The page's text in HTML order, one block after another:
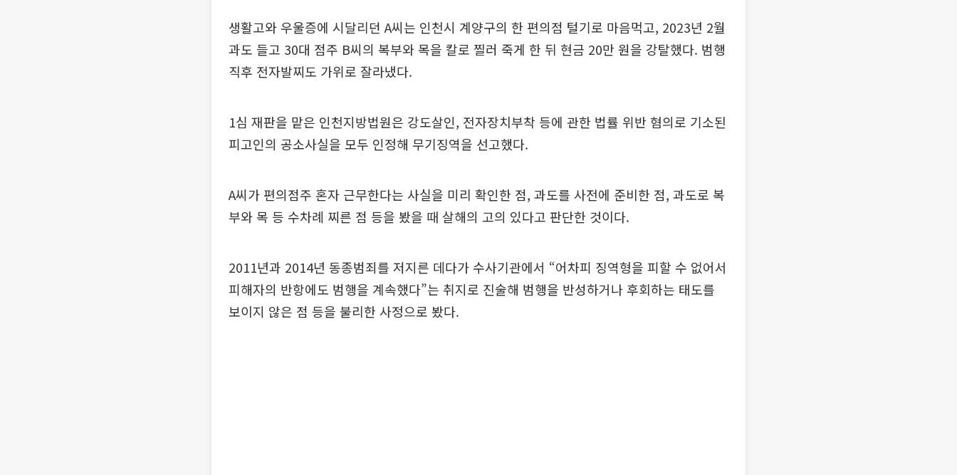
생활고와 우울증에 시달리던 A씨는 인천시 계양구의 한 편의점 털기로 마음먹고, 2023년 2월
과도 들고 30대 점주 B씨의 복부와 목을 칼로 찔러 죽게 한 뒤 현금 20만 원을 강탈했다. 범행
직후 전자발찌도 가위로 잘라냈다.
1심 재판을 맡은 인천지방법원은 강도살인, 전자장치부착 등에 관한 법률 위반 혐의로 기소된
피고인의 공소사실을 모두 인정해 무기징역을 선고했다.
A씨가 편의점주 혼자 근무한다는 사실을 미리 확인한 점, 과도를 사전에 준비한 점, 과도로 복
부와 목 등 수차례 찌른 점 등을 봤을 때 살해의 고의 있다고 판단한 것이다.
2011년과 2014년 동종범죄를 저지른 데다가 수사기관에서 “어차피 징역형을 피할 수 없어서
피해자의 반항에도 범행을 계속했다”는 취지로 진술해 범행을 반성하거나 후회하는 태도를
보이지 않은 점 등을 불리한 사정으로 봤다.